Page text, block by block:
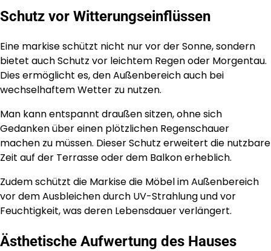
Schutz vor Witterungseinflüssen
Eine markise schützt nicht nur vor der Sonne, sondern
bietet auch Schutz vor leichtem Regen oder Morgentau.
Dies ermöglicht es, den Außenbereich auch bei
wechselhaftem Wetter zu nutzen.
Man kann entspannt draußen sitzen, ohne sich
Gedanken über einen plötzlichen Regenschauer
machen zu müssen. Dieser Schutz erweitert die nutzbare
Zeit auf der Terrasse oder dem Balkon erheblich.
Zudem schützt die Markise die Möbel im Außenbereich
vor dem Ausbleichen durch UV-Strahlung und vor
Feuchtigkeit, was deren Lebensdauer verlängert.
Ästhetische Aufwertung des Hauses